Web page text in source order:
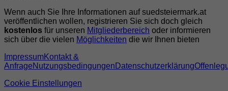
Wenn auch Sie Ihre Informationen auf suedsteiermark.at
veröffentlichen wollen, registrieren Sie sich doch gleich
kostenlos für unseren Mitgliederbereich oder informieren
sich über die vielen Möglichkeiten die wir Ihnen bieten
ImpressumKontakt &
AnfrageNutzungsbedingungen Datenschutzerklärung
Cookie Einstellungen